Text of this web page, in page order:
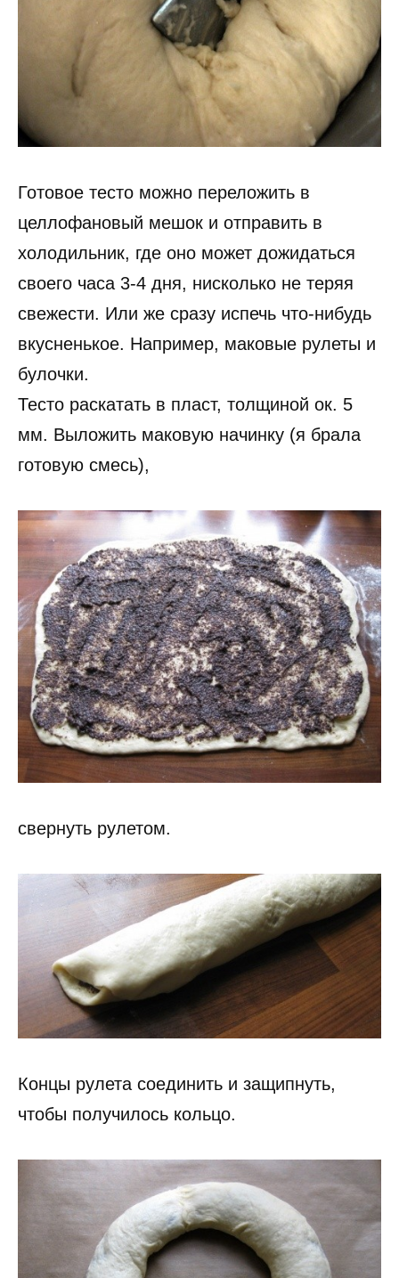
Готовое тесто можно переложить в
целлофановый мешок и отправить в
холодильник, где оно может дожидаться
своего часа 3-4 дня, нисколько не теряя
свежести. Или же сразу испечь что-нибудь
вкусненькое. Например, маковые рулеты и
булочки.
Тесто раскатать в пласт, толщиной ок. 5
мм. Выложить маковую начинку (я брала
готовую смесь),
свернуть рулетом.
Концы рулета соединить и защипнуть,
чтобы получилось кольцо.